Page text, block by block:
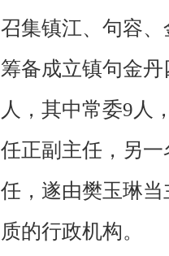
召集镇江、句容
筹备成立镇句金
人，其中常委9人
任正副主任，另
任，遂由樊玉琳
质的行政机构。